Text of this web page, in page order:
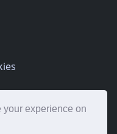
your experience on
· Site by